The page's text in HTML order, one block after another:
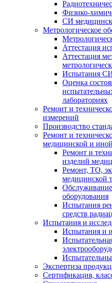
Физико-
СИ
Метрологическое
Аттестация
Аттестация
Испытания СИ
Оценка
лабораториях
Ремонт и
измерений
Производство
Ремонт и
медицинской и
Ремонт и
изделий
Ремонт, ТО,
медицинской
оборудования
Испытания
средств
Испытания и
Испытания и
Экспертиза
Сертификация,